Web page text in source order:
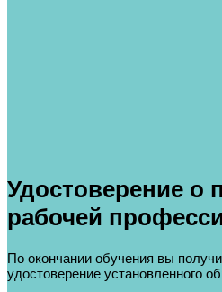
Удостоверение о
рабочей
По окончании обучения вы
удостоверение установленного